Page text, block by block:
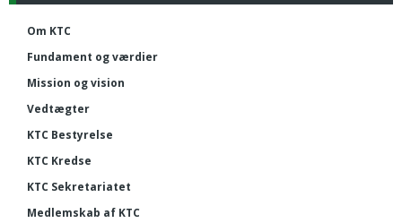
Om KTC
Fundament og værdier
Mission og vision
Vedtægter
KTC Bestyrelse
KTC Kredse
KTC Sekretariatet
Medlemskab af KTC